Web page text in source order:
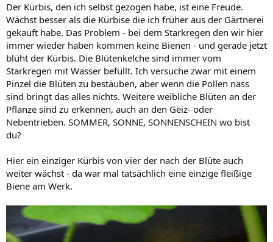
Der Kürbis, den ich selbst gezogen habe, ist eine Freude.
Wächst besser als die Kürbise die ich früher aus der Gärtnerei
gekauft habe. Das Problem - bei dem Starkregen den wir hier
immer wieder haben kommen keine Bienen - und gerade jetzt
blüht der Kürbis. Die Blütenkelche sind immer vom
Starkregen mit Wasser befüllt. Ich versuche zwar mit einem
Pinzel die Blüten zu bestäuben, aber wenn die Pollen nass
sind bringt das alles nichts. Weitere weibliche Blüten an der
Pflanze sind zu erkennen, auch an den Geiz- oder
Nebentrieben. SOMMER, SONNE, SONNENSCHEIN wo bist
du?
Hier ein einziger Kürbis von vier der nach der Blüte auch
weiter wächst - da war mal tatsächlich eine einzige fleißige
Biene am Werk.